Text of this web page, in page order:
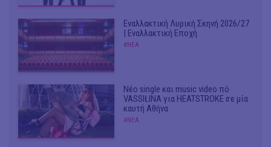
Εναλλακτική Λυρική Σκηνή 2026/27
| Εναλλακτική Εποχή
#ΝΕΑ
Νέο single και music video πό
VASSIŁINA για HEATSTROKE σε μία
καυτή Αθήνα
#ΝΕΑ